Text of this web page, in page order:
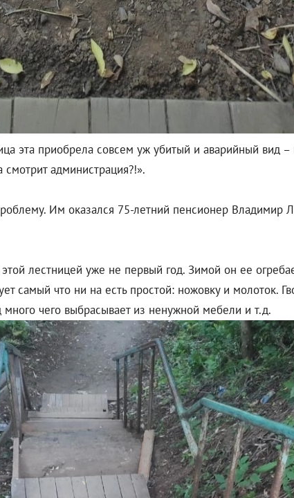
эта приобрела совсем уж убитый и аварийный вид
администрация?!».
Им оказался 75-летний пенсионер Владимир
лестницей уже не первый год. Зимой он ее
самый что ни на есть простой: ножовку и молоток.
чего выбрасывает из ненужной мебели и т.д.